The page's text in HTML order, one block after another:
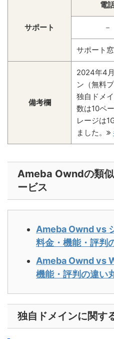
サポート
電
－
サポート
備考欄
2024年4
ン（無料
独自ドメ
数は10ペ
レージは
ました。
Ameba Owndの類
ービス
Ameba Ownd vs
料金・機能・評判
Ameba Ownd vs
機能・評判の違い
独自ドメインに関す